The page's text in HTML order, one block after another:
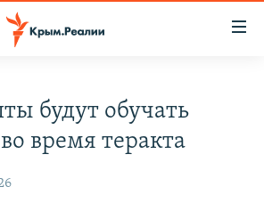
КРЫМА
будут обучать
время теракта